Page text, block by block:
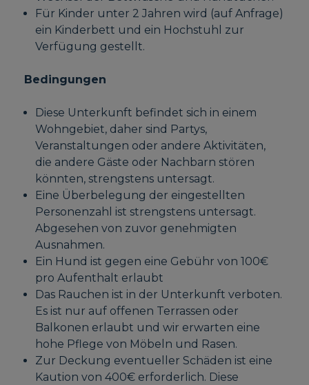
Für Kinder unter 2 Jahren wird (auf Anfrage)
ein Kinderbett und ein Hochstuhl zur
Verfügung gestellt.
Bedingungen
Diese Unterkunft befindet sich in einem
Wohngebiet, daher sind Partys,
Veranstaltungen oder andere Aktivitäten,
die andere Gäste oder Nachbarn stören
könnten, strengstens untersagt.
Eine Überbelegung der eingestellten
Personenzahl ist strengstens untersagt.
Abgesehen von zuvor genehmigten
Ausnahmen.
Ein Hund ist gegen eine Gebühr von 100€
pro Aufenthalt erlaubt
Das Rauchen ist in der Unterkunft verboten.
Es ist nur auf offenen Terrassen oder
Balkonen erlaubt und wir erwarten eine
hohe Pflege von Möbeln und Rasen.
Zur Deckung eventueller Schäden ist eine
Kaution von 400€ erforderlich. Diese